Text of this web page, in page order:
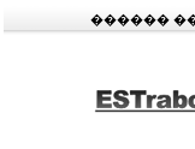
������